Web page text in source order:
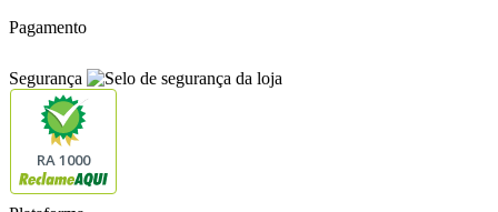
Pagamento
Segurança
RA 1000